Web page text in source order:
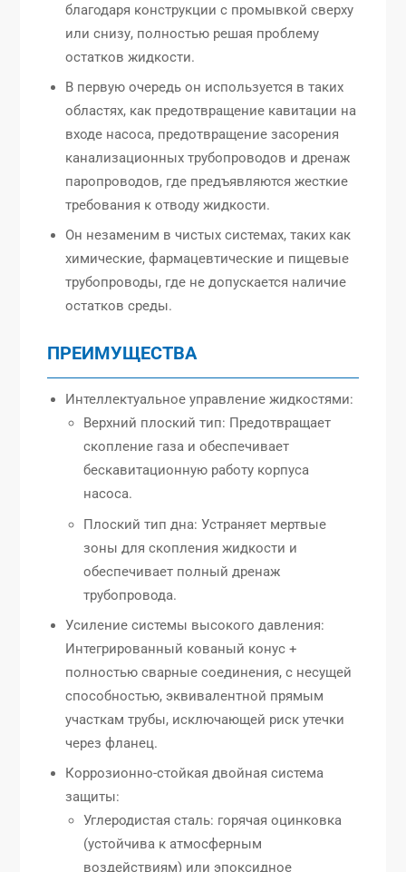
благодаря конструкции с промывкой сверху
или снизу, полностью решая проблему
остатков жидкости.
В первую очередь он используется в таких
областях, как предотвращение кавитации на
входе насоса, предотвращение засорения
канализационных трубопроводов и дренаж
паропроводов, где предъявляются жесткие
требования к отводу жидкости.
Он незаменим в чистых системах, таких как
химические, фармацевтические и пищевые
трубопроводы, где не допускается наличие
остатков среды.
ПРЕИМУЩЕСТВА
Интеллектуальное управление жидкостями:
Верхний плоский тип: Предотвращает
скопление газа и обеспечивает
бескавитационную работу корпуса
насоса.
Плоский тип дна: Устраняет мертвые
зоны для скопления жидкости и
обеспечивает полный дренаж
трубопровода.
Усиление системы высокого давления:
Интегрированный кованый конус +
полностью сварные соединения, с несущей
способностью, эквивалентной прямым
участкам трубы, исключающей риск утечки
через фланец.
Коррозионно-стойкая двойная система
защиты:
Углеродистая сталь: горячая оцинковка
(устойчива к атмосферным
воздействиям) или эпоксидное